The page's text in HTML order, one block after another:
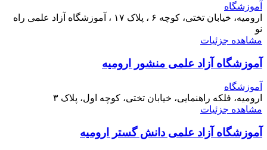
آموزشگاه
ارومیه، خیابان تختی، کوچه ۶ ، پلاک ۱۷ ، آموزشگاه آزاد علمی راه
نو
مشاهده جزئیات
آموزشگاه آزاد علمی منشور ارومیه
آموزشگاه
ارومیه، فلکه راهنمایی، خیابان تختی، کوچه اول، پلاک ۳
مشاهده جزئیات
آموزشگاه آزاد علمی دانش گستر ارومیه